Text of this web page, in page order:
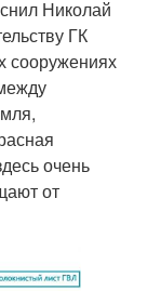
Николай
ГК
сооружениях
очень
от